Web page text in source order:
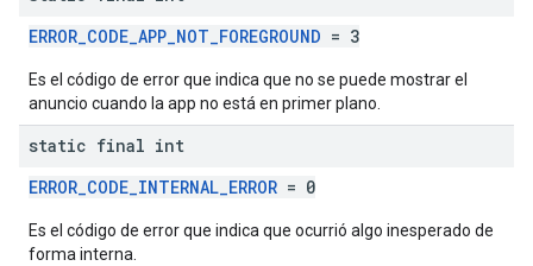
ERROR_CODE_APP_NOT_FOREGROUND = 3
Es el código de error que indica que no se puede mostrar el
anuncio cuando la app no está en primer plano.
static final int
ERROR_CODE_INTERNAL_ERROR = 0
Es el código de error que indica que ocurrió algo inesperado de
forma interna.